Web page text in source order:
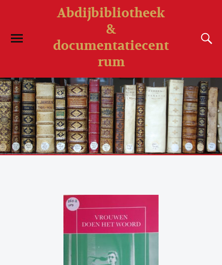
Abdijbibliotheek
&
documentatiecent
rum